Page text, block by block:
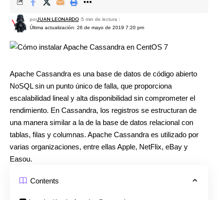
Última actualización: 26 de mayo de 2019 7:20 pm
porJUAN LEONARDO 5 min de lectura
Apache Cassandra es una base de datos de código abierto
NoSQL sin un punto único de falla, que proporciona
escalabilidad lineal y alta disponibilidad sin comprometer el
rendimiento. En Cassandra, los registros se estructuran de
una manera similar a la de la base de datos relacional con
tablas, filas y columnas. Apache Cassandra es utilizado por
varias organizaciones, entre ellas Apple, NetFlix, eBay y
Easou.
Contents